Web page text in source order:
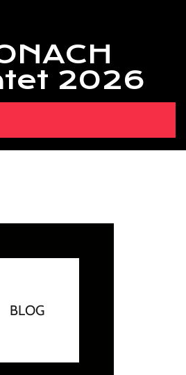
2026
BLOG